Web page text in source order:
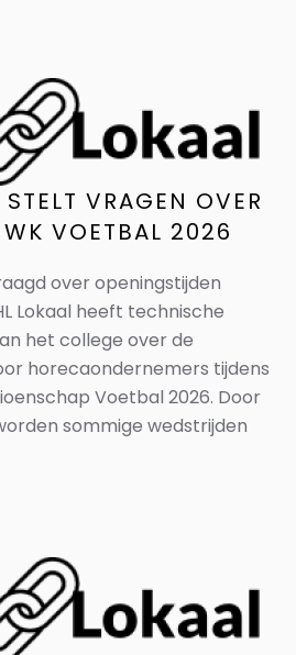
VRAGEN OVER
VOETBAL 2026
over openingstijden
Lokaal heeft technische
het college over de
horecaondernemers tijdens
Voetbal 2026. Door
sommige wedstrijden